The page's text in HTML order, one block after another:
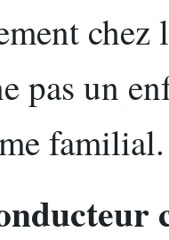
chez
pas un